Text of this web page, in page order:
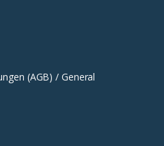
(AGB) / General